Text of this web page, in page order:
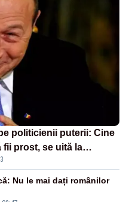
politicienii puterii: Cine
fii prost, se uită la
Nu le mai dați românilor